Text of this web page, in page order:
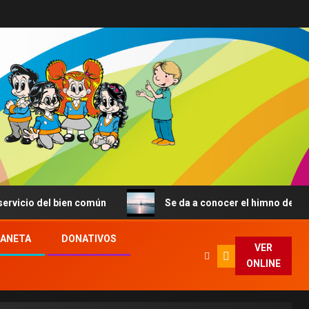
del bien común Se da a conocer el himno de la JMJ
DONATIVOS
VER
ONLINE